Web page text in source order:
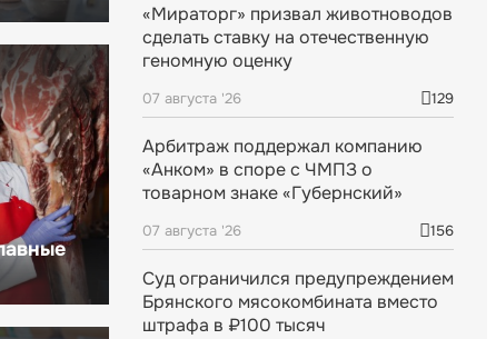
«Мираторг» призвал животноводов
сделать ставку на отечественную
геномную оценку
07 августа '26 129
Арбитраж поддержал компанию
«Анком» в споре с ЧМПЗ о
товарном знаке «Губернский»
07 августа '26 156
Суд ограничился предупреждением
Брянского мясокомбината вместо
штрафа в ₽100 тысяч